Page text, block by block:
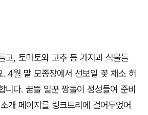
고, 토마토와 고추 등 가지과 식물들
. 4월 말 모종장에서 선보일 꽃 채소 허
니다. 꿈뜰 일꾼 짱돌이 정성들여 준비
개 페이지를 링크트리에 걸어두었어